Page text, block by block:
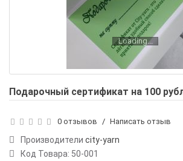
Loading...
Подарочный сертификат на 100
0 отзывов / Написать отзыв
Производители city-yarn
Код Товара: 50-001